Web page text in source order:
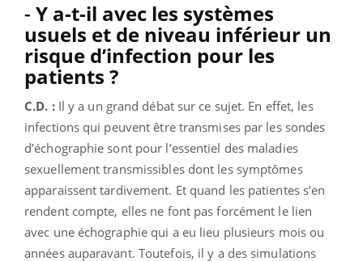
- Y a-t-il avec les systèmes
usuels et de niveau inférieur un
risque d’infection pour les
patients ?
C.D. :Il y a un grand débat sur ce sujet. En effet, les
infections qui peuvent être transmises par les sondes
d’échographie sont pour l’essentiel des maladies
sexuellement transmissibles dont les symptômes
apparaissent tardivement. Et quand les patientes s’en
rendent compte, elles ne font pas forcément le lien
avec une échographie qui a eu lieu plusieurs mois ou
années auparavant. Toutefois, il y a des simulations